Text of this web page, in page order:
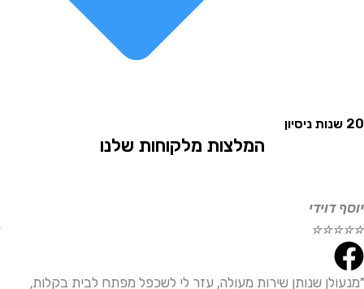
המלצות מלקוחות שלנו
☆
☆
שנותן שירות מעולה, עזר לי לשכפל מפתח לבית בקלות,